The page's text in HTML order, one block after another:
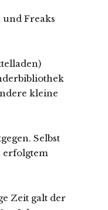
und Freaks
kleine
Selbst
erfolgtem
Zeit galt der